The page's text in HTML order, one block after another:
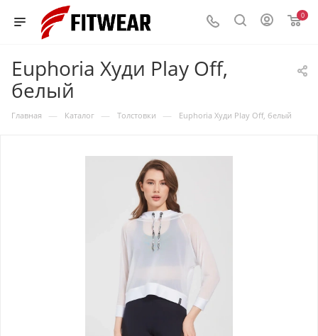
0
Euphoria Худи Play Off,
белый
Главная — Каталог — Толстовки — Euphoria Худи Play Off, белый